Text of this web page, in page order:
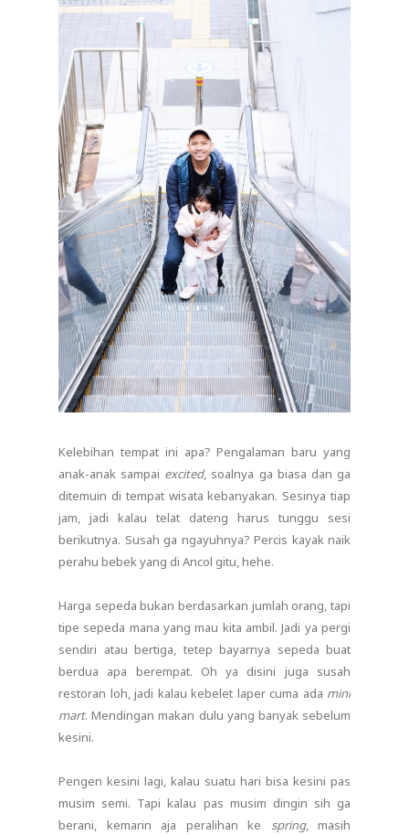
Kelebihan tempat ini apa? Pengalaman baru yang
anak-anak sampai excited, soalnya ga biasa dan ga
ditemuin di tempat wisata kebanyakan. Sesinya tiap
jam, jadi kalau telat dateng harus tunggu sesi
berikutnya. Susah ga ngayuhnya? Percis kayak naik
perahu bebek yang di Ancol gitu, hehe.
Harga sepeda bukan berdasarkan jumlah orang, tapi
tipe sepeda mana yang mau kita ambil. Jadi ya pergi
sendiri atau bertiga, tetep bayarnya sepeda buat
berdua apa berempat. Oh ya disini juga susah
restoran loh, jadi kalau kebelet laper cuma ada mini
mart. Mendingan makan dulu yang banyak sebelum
kesini.
Pengen kesini lagi, kalau suatu hari bisa kesini pas
musim semi. Tapi kalau pas musim dingin sih ga
berani, kemarin aja peralihan ke spring, masih